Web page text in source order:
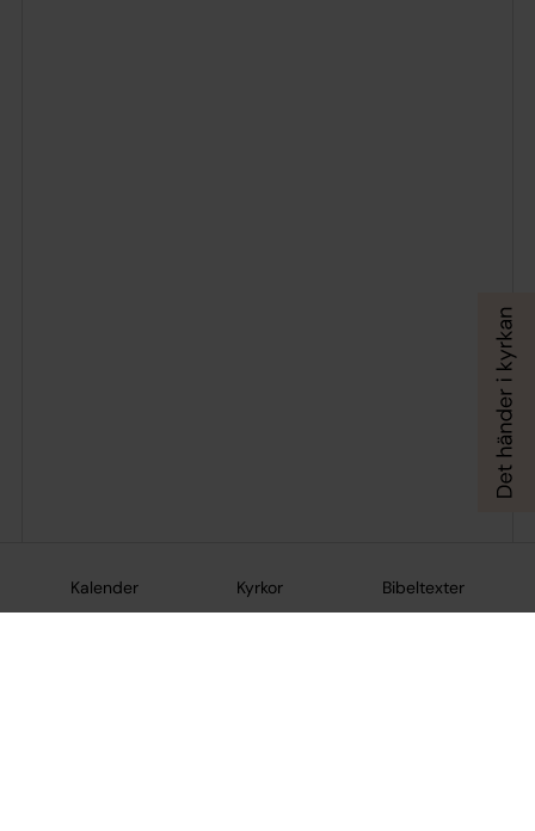
Kalender Kyrkor Bibeltexter